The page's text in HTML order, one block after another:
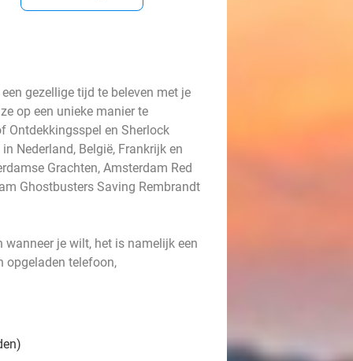
gezellige tijd te beleven met je
op een unieke manier te
Ontdekkingsspel en Sherlock
Nederland, België, Frankrijk en
Grachten, Amsterdam Red
Ghostbusters Saving Rembrandt
wanneer je wilt, het is namelijk een
opgeladen telefoon,